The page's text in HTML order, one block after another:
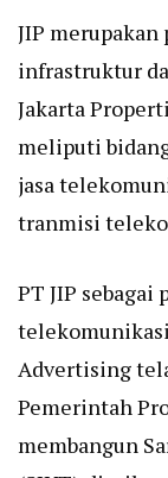
JIP
infrastruktur
Jakarta
meliputi
jasa
tranmisi
PT JIP
Advertising
Pemerintah
membangun